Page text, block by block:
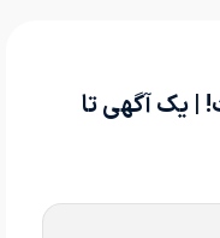
| یک آگهی تا